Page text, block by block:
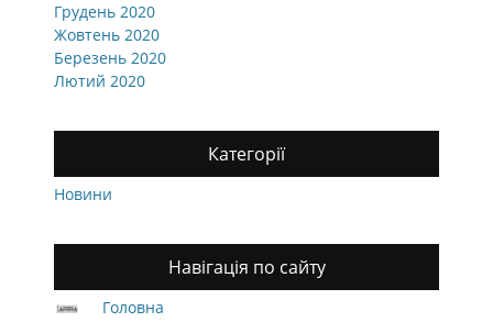
Грудень 2020
Жовтень 2020
Березень 2020
Лютий 2020
Категорії
Новини
Навігація по сайту
Головна